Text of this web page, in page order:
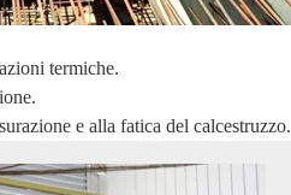
termiche.
e alla fatica del calcestruzzo.